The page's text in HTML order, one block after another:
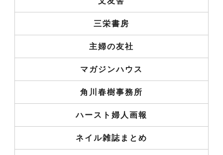
三栄書房
主婦の友社
マガジンハウス
角川春樹事務所
ハースト婦人画報
ネイル雑誌まとめ